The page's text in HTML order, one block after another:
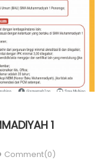
1
Comment(0)